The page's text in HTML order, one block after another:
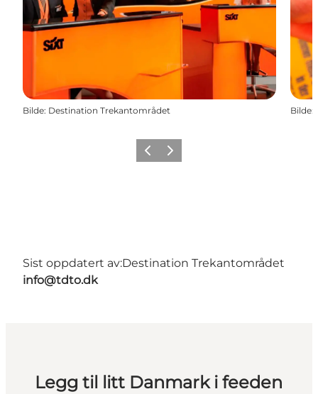
Bilde: Destination Trekantområdet Bilde:
ForrigeNeste
Sist oppdatert av:Destination Trekantområdet
info@tdto.dk
Legg til litt Danmark i feeden